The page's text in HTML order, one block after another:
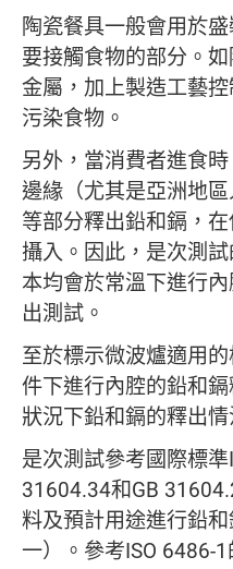
陶瓷餐具一般會用於
要接觸食物的部分。
金屬，加上製造工藝
污染食物。
另外，當消費者進食
邊緣（尤其是亞洲地
等部分釋出鉛和鎘，
攝入。因此，是次測
本均會於常溫下進行
出測試。
至於標示微波爐適用
件下進行內腔的鉛和
狀況下鉛和鎘的釋出情
是次測試參考國際標
31604.34和GB
料及預計用途進行鉛
一）。參考ISO 6486-